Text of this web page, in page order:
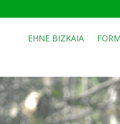
EHNE BIZKAIA